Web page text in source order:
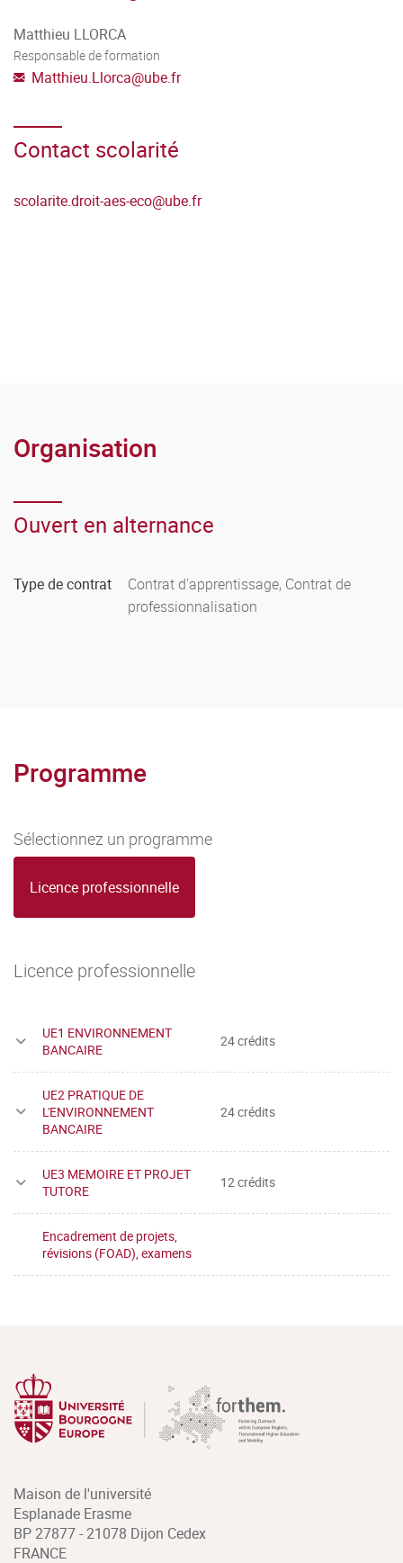
Matthieu LLORCA
Responsable de formation
Matthieu.Llorca@ube.fr
Contact scolarité
scolarite.droit-aes-eco@ube.fr
Organisation
Ouvert en alternance
Type de contrat
Contrat d'apprentissage, Contrat de
professionnalisation
Programme
Sélectionnez un programme
Licence professionnelle
Licence professionnelle
UE1 ENVIRONNEMENT
BANCAIRE
24 crédits
UE2 PRATIQUE DE
L'ENVIRONNEMENT
BANCAIRE
24 crédits
UE3 MEMOIRE ET PROJET
TUTORE
12 crédits
Encadrement de projets,
révisions (FOAD), examens
Maison de l'université
Esplanade Erasme
BP 27877 - 21078 Dijon Cedex
FRANCE